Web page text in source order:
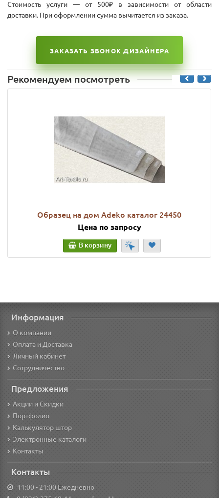
Стоимость услуги — от 500₽ в зависимости от области
доставки. При оформлении сумма вычитается из заказа.
ЗАКАЗАТЬ ЗВОНОК ДИЗАЙНЕРА
Рекомендуем посмотреть
Образец на дом Adeko каталог 24450
Цена по запросу
В корзину
Информация
О компании
Оплата и Доставка
Личный кабинет
Сотрудничество
Предложения
Акции и Скидки
Портфолио
Калькулятор штор
Электронные каталоги
Контакты
Контакты
11:00 - 21:00 Ежедневно